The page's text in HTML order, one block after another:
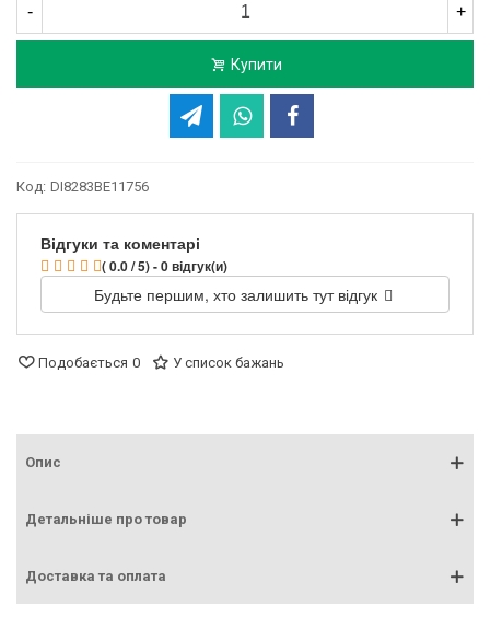
- +
Купити
Код: DI8283BE11756
Відгуки та коментарі
( 0.0 / 5) - 0 відгук(и)
Будьте першим, хто залишить тут відгук
Подобається 0 У список бажань
Опис
Детальніше про товар
Доставка та оплата